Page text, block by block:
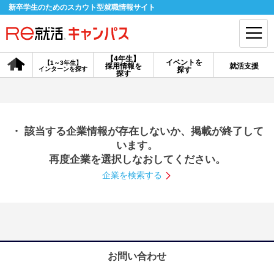
新卒学生のためのスカウト型就職情報サイト
【4年生】
採用情報を
探す
【1～3年生】
インターンを探す
イベントを
探す
就活支援
会員登録 ログイン
探す
【4年生】
説明会を探す
就活ノウハウ・サポート
・ 該当する企業情報が存在しないか、掲載が終了して
います。
再度企業を選択しなおしてください。
企業を検索する
お問い合わせ